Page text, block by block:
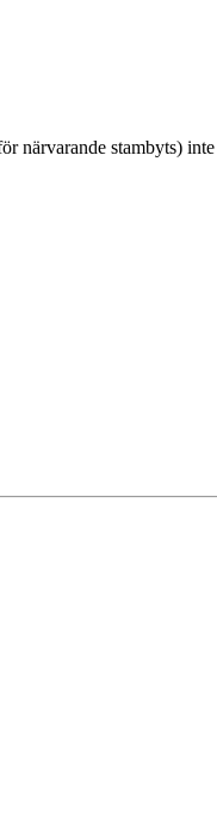
närvarande stambyts)